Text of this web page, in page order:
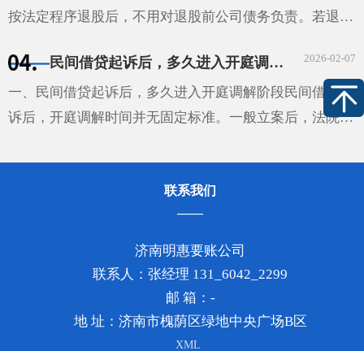
按法定程序退股后，不用对退股前公司债务负责。若退股
范围内，对公司不能清偿的债务担责。股东未足额出资，
···
2026-02-07
民间借贷起诉后，多久进入开庭调解阶段
一、民间借贷起诉后，多久进入开庭调解阶段民间借贷起
诉后，开庭调解时间并无固定标准。一般立案后，法院会
1-2个月左右可能安排调解，但这不是绝对的。如果该案
联系我们
济南明惠要账公司
联系人：张经理 131_6042_2299
邮 箱：-
地 址：济南市槐荫区绿地中央广场B区
XML